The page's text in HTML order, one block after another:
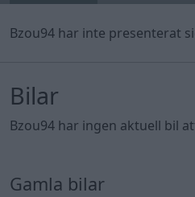
Bzou94 har inte presenterat
Bilar
Bzou94 har ingen aktuell bil
Gamla bilar